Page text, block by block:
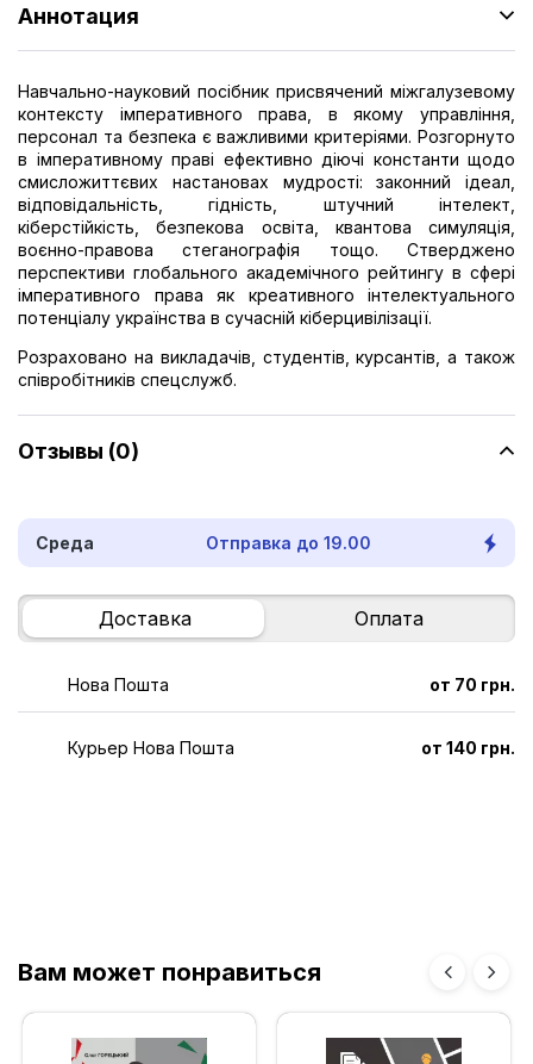
Аннотация
Навчально-науковий посібник присвячений міжгалузевому
контексту імперативного права, в якому управління,
персонал та безпека є важливими критеріями. Розгорнуто
в імперативному праві ефективно діючі константи щодо
смисложиттєвих настановах мудрості: законний ідеал,
відповідальність, гідність, штучний інтелект,
кіберстійкість, безпекова освіта, квантова симуляція,
воєнно-правова стеганографія тощо. Стверджено
перспективи глобального академічного рейтингу в сфері
імперативного права як креативного інтелектуального
потенціалу українства в сучасній кіберцивілізації.
Розраховано на викладачів, студентів, курсантів, а також
співробітників спецслужб.
Отзывы (0)
Среда Отправка до 19.00
Доставка Оплата
Нова Пошта от 70 грн.
Курьер Нова Пошта от 140 грн.
Вам может понравиться